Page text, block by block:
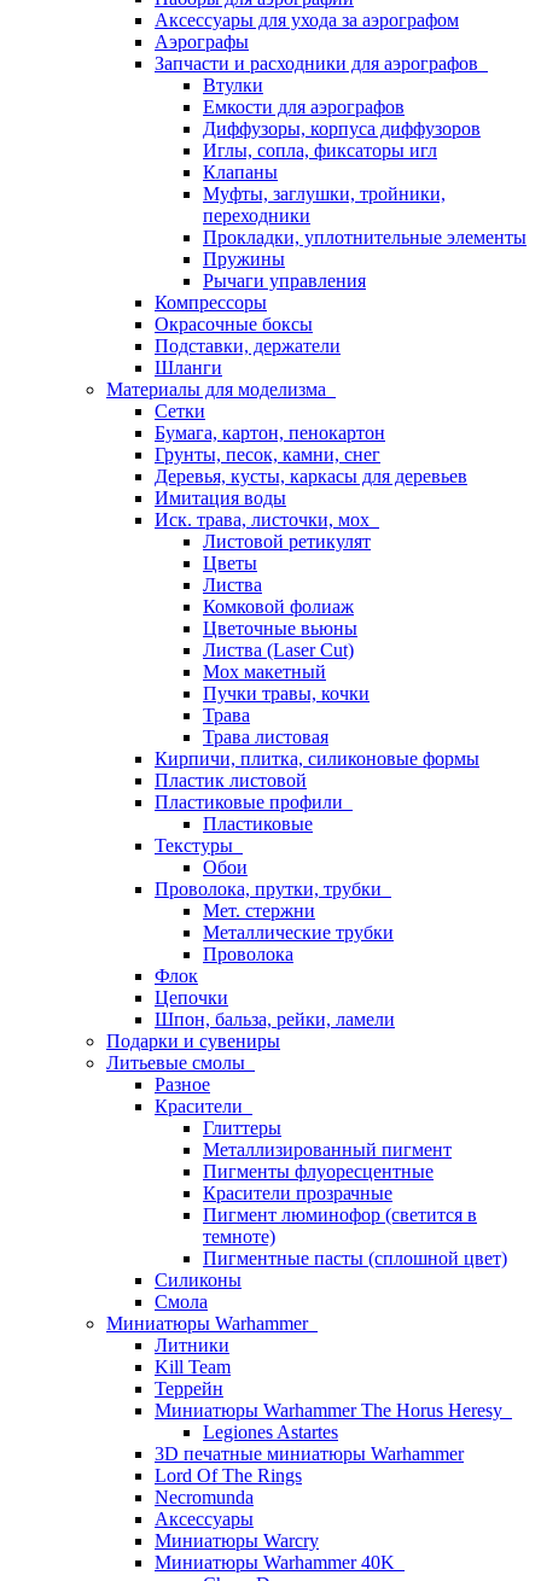
Аксессуары для ухода за аэрографом
Аэрографы
Запчасти и расходники для аэрографов
Втулки
Емкости для аэрографов
Диффузоры, корпуса диффузоров
Иглы, сопла, фиксаторы игл
Клапаны
Муфты, заглушки, тройники,
переходники
Прокладки, уплотнительные элементы
Пружины
Рычаги управления
Компрессоры
Окрасочные боксы
Подставки, держатели
Шланги
Материалы для моделизма
Сетки
Бумага, картон, пенокартон
Грунты, песок, камни, снег
Деревья, кусты, каркасы для деревьев
Имитация воды
Иск. трава, листочки, мох
Листовой ретикулят
Цветы
Листва
Комковой фолиаж
Цветочные вьюны
Листва (Laser Cut)
Мох макетный
Пучки травы, кочки
Трава
Трава листовая
Кирпичи, плитка, силиконовые формы
Пластик листовой
Пластиковые профили
Пластиковые
Текстуры
Обои
Проволока, прутки, трубки
Мет. стержни
Металлические трубки
Проволока
Флок
Цепочки
Шпон, бальза, рейки, ламели
Подарки и сувениры
Литьевые смолы
Разное
Красители
Глиттеры
Металлизированный пигмент
Пигменты флуоресцентные
Красители прозрачные
Пигмент люминофор (светится в
темноте)
Пигментные пасты (сплошной цвет)
Силиконы
Смола
Миниатюры Warhammer
Литники
Kill Team
Террейн
Миниатюры Warhammer The Horus Heresy
Legiones Astartes
3D печатные миниатюры Warhammer
Lord Of The Rings
Necromunda
Аксессуары
Миниатюры Warcry
Миниатюры Warhammer 40K